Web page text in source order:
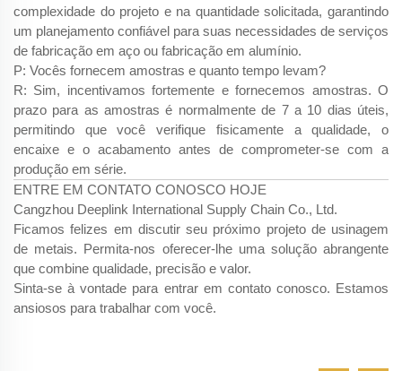
complexidade do projeto e na quantidade solicitada, garantindo
um planejamento confiável para suas necessidades de serviços
de fabricação em aço ou fabricação em alumínio.
P: Vocês fornecem amostras e quanto tempo levam?
R: Sim, incentivamos fortemente e fornecemos amostras. O
prazo para as amostras é normalmente de 7 a 10 dias úteis,
permitindo que você verifique fisicamente a qualidade, o
encaixe e o acabamento antes de comprometer-se com a
produção em série.
ENTRE EM CONTATO CONOSCO HOJE
Cangzhou Deeplink International Supply Chain Co., Ltd.
Ficamos felizes em discutir seu próximo projeto de usinagem
de metais. Permita-nos oferecer-lhe uma solução abrangente
que combine qualidade, precisão e valor.
Sinta-se à vontade para entrar em contato conosco. Estamos
ansiosos para trabalhar com você.